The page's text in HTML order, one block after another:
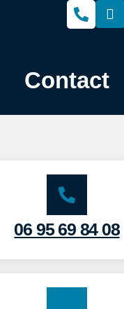
Contact
06 95 69 84 08